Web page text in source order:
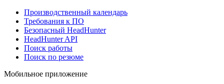
Производственный календарь
Требования к ПО
Безопасный HeadHunter
HeadHunter API
Поиск работы
Поиск по резюме
Мобильное приложение